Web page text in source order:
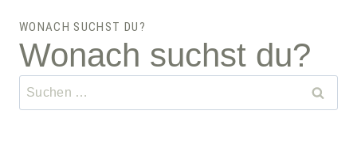
WONACH SUCHST DU?
Wonach suchst du?
Suchen
nach: